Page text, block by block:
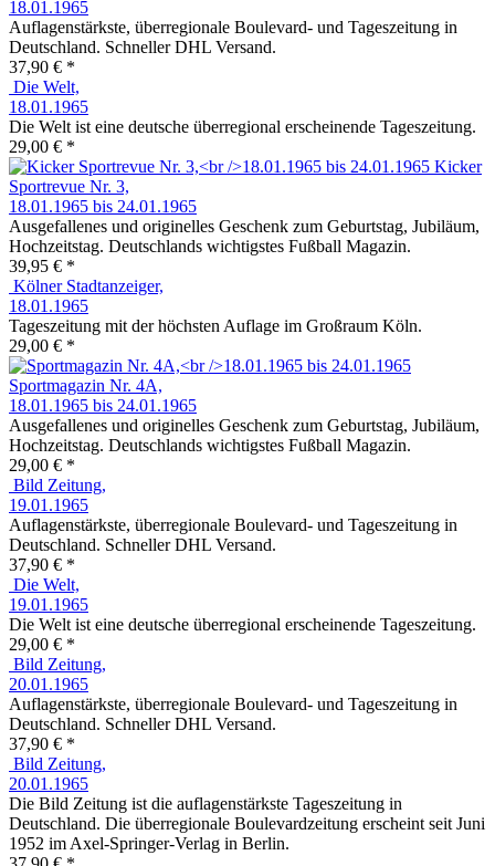
18.01.1965
Auflagenstärkste, überregionale Boulevard- und Tageszeitung in
Deutschland. Schneller DHL Versand.
37,90 € *
Die Welt,
18.01.1965
Die Welt ist eine deutsche überregional erscheinende Tageszeitung.
29,00 € *
Kicker
Sportrevue Nr. 3,
18.01.1965 bis 24.01.1965
Ausgefallenes und originelles Geschenk zum Geburtstag, Jubiläum,
Hochzeitstag. Deutschlands wichtigstes Fußball Magazin.
39,95 € *
Kölner Stadtanzeiger,
18.01.1965
Tageszeitung mit der höchsten Auflage im Großraum Köln.
29,00 € *
Sportmagazin Nr. 4A,
18.01.1965 bis 24.01.1965
Ausgefallenes und originelles Geschenk zum Geburtstag, Jubiläum,
Hochzeitstag. Deutschlands wichtigstes Fußball Magazin.
29,00 € *
Bild Zeitung,
19.01.1965
Auflagenstärkste, überregionale Boulevard- und Tageszeitung in
Deutschland. Schneller DHL Versand.
37,90 € *
Die Welt,
19.01.1965
Die Welt ist eine deutsche überregional erscheinende Tageszeitung.
29,00 € *
Bild Zeitung,
20.01.1965
Auflagenstärkste, überregionale Boulevard- und Tageszeitung in
Deutschland. Schneller DHL Versand.
37,90 € *
Bild Zeitung,
20.01.1965
Die Bild Zeitung ist die auflagenstärkste Tageszeitung in
Deutschland. Die überregionale Boulevardzeitung erscheint seit Juni
1952 im Axel-Springer-Verlag in Berlin.